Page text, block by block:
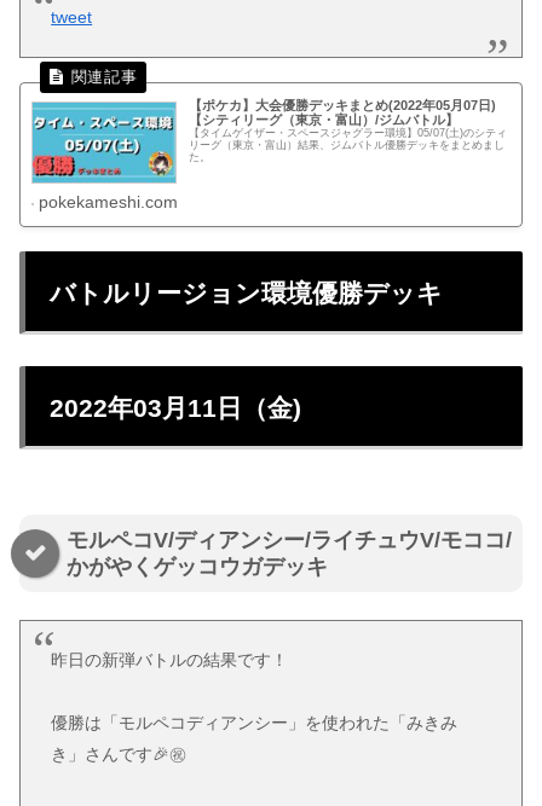
tweet
【ポケカ】大会優勝デッキまとめ(2022年05月07日)
【シティリーグ（東京・富山）/ジムバトル】
【タイムゲイザー・スペースジャグラー環境】05/07(土)のシティ
リーグ（東京・富山）結果、ジムバトル優勝デッキをまとめまし
た。
pokekameshi.com
バトルリージョン環境優勝デッキ
2022年03月11日（金)
モルペコV/ディアンシー/ライチュウV/モココ/
かがやくゲッコウガデッキ
昨日の新弾バトルの結果です！
優勝は「モルペコディアンシー」を使われた「みきみ
き」さんです🎉㊗️